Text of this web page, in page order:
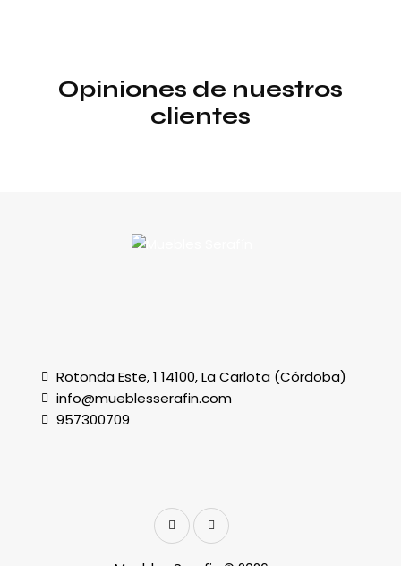
Opiniones de nuestros
clientes
Rotonda Este, 1 14100, La Carlota (Córdoba)
info@mueblesserafin.com
957300709